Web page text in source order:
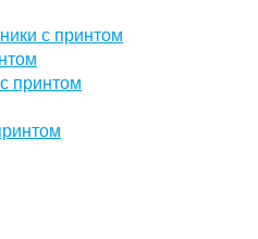
с принтом
принтом